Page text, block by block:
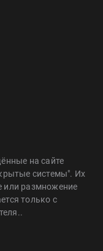
на сайте
системы". Их
или размножение
только с